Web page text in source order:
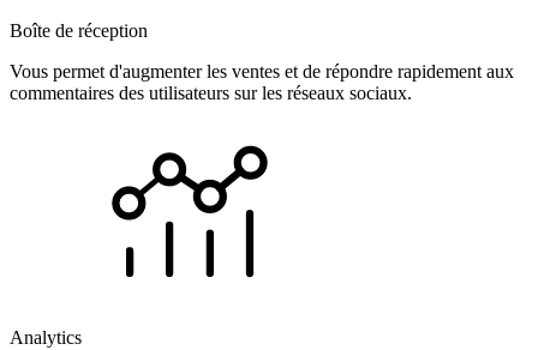
Boîte de réception
Vous permet d'augmenter les ventes et de répondre rapidement aux
commentaires des utilisateurs sur les réseaux sociaux.
Analytics